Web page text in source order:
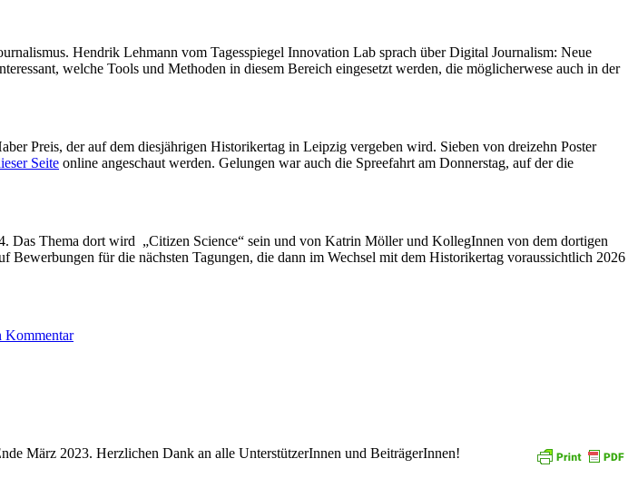
Hendrik Lehmann vom Tagesspiegel Innovation Lab sprach über Digital Journalism: Neue
welche Tools und Methoden in diesem Bereich eingesetzt werden, die möglicherwese auch in der
Preis, der auf dem diesjährigen Historikertag in Leipzig vergeben wird. Sieben von dreizehn Poster
Seite online angeschaut werden. Gelungen war auch die Spreefahrt am Donnerstag, auf der die
Das Thema dort wird „Citizen Science“ sein und von Katrin Möller und KollegInnen von dem dortigen
für die nächsten Tagungen, die dann im Wechsel mit dem Historikertag voraussichtlich 2026
Kommentar
März 2023. Herzlichen Dank an alle UnterstützerInnen und BeiträgerInnen!